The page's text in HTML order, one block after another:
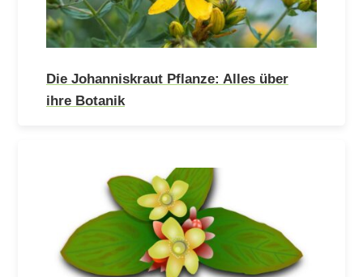
Die Johanniskraut Pflanze: Alles über
ihre Botanik